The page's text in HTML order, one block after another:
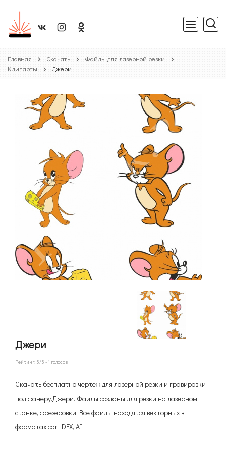
Главная Скачать
Файлы для лазерной резки
Клипарты
Джери
Джери
Рейтинг: 5/5 -1 голосов
Скачать бесплатно чертеж для лазерной резки и гравировки
под фанеру.Джери. Файлы созданы для резки на лазерном
станке, фрезеровки. Все файлы находятся векторных в
форматах cdr, DFX, AI.